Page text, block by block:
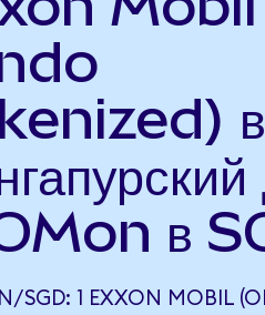
в
в
SGD: 1 EXXON MOBIL